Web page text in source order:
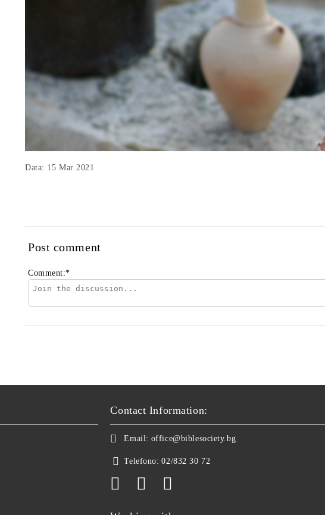
Data: 15 Mar 2021
Post comment
Comment:*
Contact Information:
Email: office@biblesociety.bg
Telefono: 02/832 30 72